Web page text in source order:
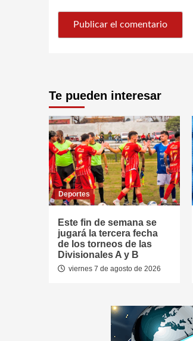
Te pueden interesar
Deportes
Este fin de semana se
jugará la tercera fecha
de los torneos de las
Divisionales A y B
viernes 7 de agosto de 2026